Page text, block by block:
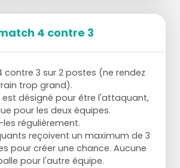
4 contre 3
contre 3 sur 2 postes (ne rendez
trop grand).
est désigné pour être l'attaquant,
pour les deux équipes.
régulièrement.
reçoivent un maximum de 3
pour créer une chance. Aucune
pour l'autre équipe.